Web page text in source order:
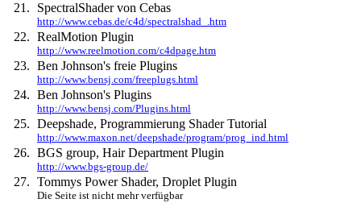
21. SpectralShader von Cebas
http://www.cebas.de/c4d/spectralshad_.htm
22. RealMotion Plugin
http://www.reelmotion.com/c4dpage.htm
23. Ben Johnson's freie Plugins
http://www.bensj.com/freeplugs.html
24. Ben Johnson's Plugins
http://www.bensj.com/Plugins.html
25. Deepshade, Programmierung Shader Tutorial
http://www.maxon.net/deepshade/program/prog_ind.html
26. BGS group, Hair Department Plugin
http://www.bgs-group.de/
27. Tommys Power Shader, Droplet Plugin
Die Seite ist nicht mehr verfügbar